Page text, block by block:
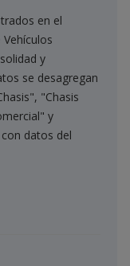
en el
y
se desagregan
"Chasis
y
datos del